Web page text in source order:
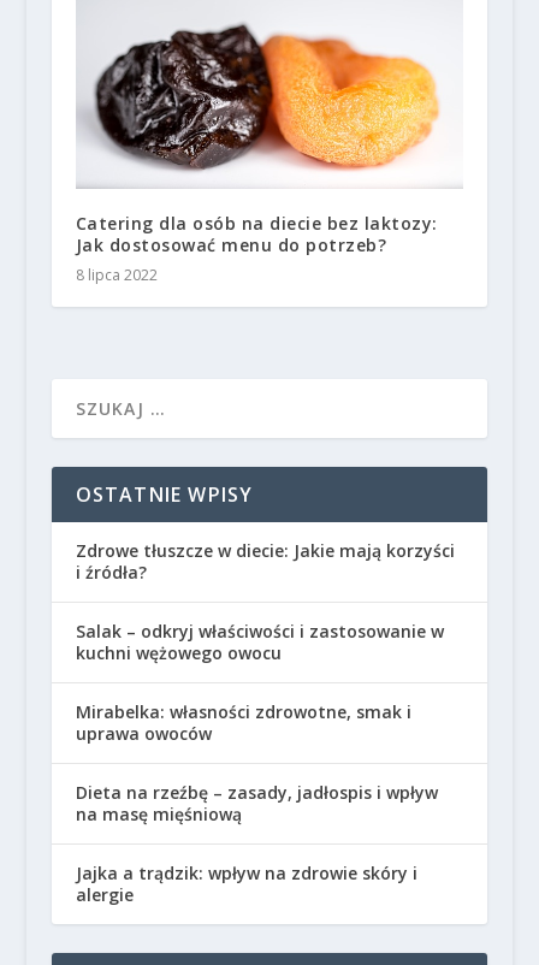
Catering dla osób na diecie bez laktozy:
Jak dostosować menu do potrzeb?
8 lipca 2022
OSTATNIE WPISY
Zdrowe tłuszcze w diecie: Jakie mają korzyści
i źródła?
Salak – odkryj właściwości i zastosowanie w
kuchni wężowego owocu
Mirabelka: własności zdrowotne, smak i
uprawa owoców
Dieta na rzeźbę – zasady, jadłospis i wpływ
na masę mięśniową
Jajka a trądzik: wpływ na zdrowie skóry i
alergie